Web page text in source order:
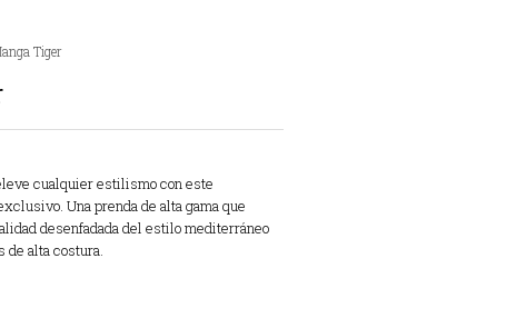
Tiger
cualquier estilismo con este
Una prenda de alta gama que
desenfadada del estilo mediterráneo
de alta costura.